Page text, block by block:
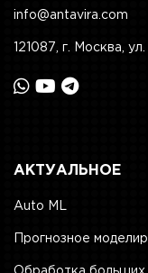
info@antavira.com
121087, г. Москва,
АКТУАЛЬНОЕ
Auto ML
Прогнозное